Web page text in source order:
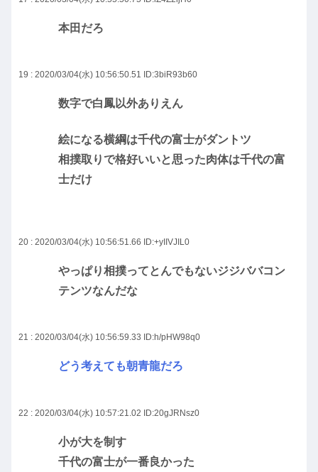
本田だろ
19 : 2020/03/04(水) 10:56:50.51 ID:3biR93b60
数字で白鳳以外ありえん
絵になる横綱は千代の富士がダントツ
相撲取りで格好いいと思った肉体は千代の富
士だけ
20 : 2020/03/04(水) 10:56:51.66 ID:+yIIVJIL0
やっぱり相撲ってとんでもないジジババコン
テンツなんだな
21 : 2020/03/04(水) 10:56:59.33 ID:h/pHW98q0
どう考えても朝青龍だろ
22 : 2020/03/04(水) 10:57:21.02 ID:20gJRNsz0
小が大を制す
千代の富士が一番良かった